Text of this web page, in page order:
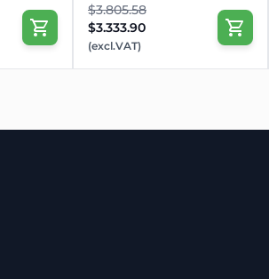
$3.805.58
$3.333.90
(excl.VAT)